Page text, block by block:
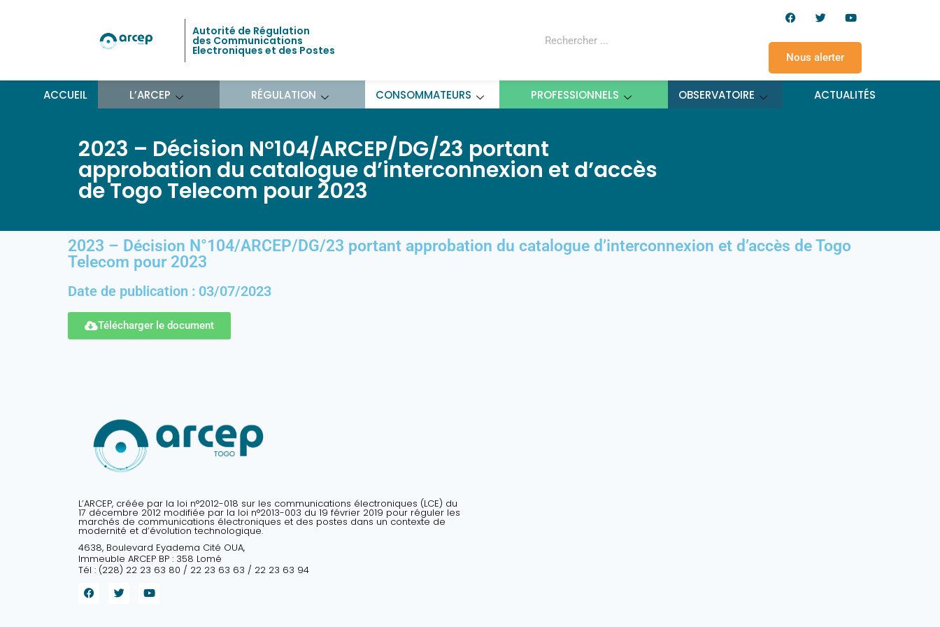
Autorité de Régulation
des Communications
Electroniques et des Postes
Nous alerter
ACCUEIL L’ARCEP RÉGULATION CONSOMMATEURS PROFESSIONNELS OBSERVATOIRE ACTUALITÉS
2023 – Décision N°104/ARCEP/DG/23 portant
approbation du catalogue d’interconnexion et d’accès
de Togo Telecom pour 2023
2023 – Décision N°104/ARCEP/DG/23 portant approbation du catalogue d’interconnexion et d’accès de Togo
Telecom pour 2023
Date de publication : 03/07/2023
Télécharger le document
L’ARCEP, créée par la loi n°2012-018 sur les communications électroniques (LCE) du
17 décembre 2012 modifiée par la loi n°2013-003 du 19 février 2019 pour réguler les
marchés de communications électroniques et des postes dans un contexte de
modernité et d’évolution technologique.
4638, Boulevard Eyadema Cité OUA,
Immeuble ARCEP BP : 358 Lomé
Tél : (228) 22 23 63 80 / 22 23 63 63 / 22 23 63 94